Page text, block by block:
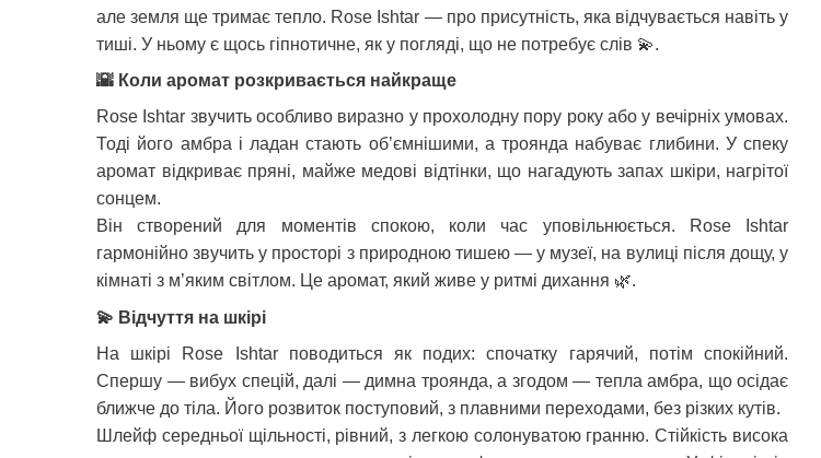
але земля ще тримає тепло. Rose Ishtar — про присутність, яка відчувається навіть у
тиші. У ньому є щось гіпнотичне, як у погляді, що не потребує слів 💫.
🌇 Коли аромат розкривається найкраще
Rose Ishtar звучить особливо виразно у прохолодну пору року або у вечірніх умовах.
Тоді його амбра і ладан стають об’ємнішими, а троянда набуває глибини. У спеку
аромат відкриває пряні, майже медові відтінки, що нагадують запах шкіри, нагрітої
сонцем.
Він створений для моментів спокою, коли час уповільнюється. Rose Ishtar
гармонійно звучить у просторі з природною тишею — у музеї, на вулиці після дощу, у
кімнаті з м’яким світлом. Це аромат, який живе у ритмі дихання 🌿.
💫 Відчуття на шкірі
На шкірі Rose Ishtar поводиться як подих: спочатку гарячий, потім спокійний.
Спершу — вибух спецій, далі — димна троянда, а згодом — тепла амбра, що осідає
ближче до тіла. Його розвиток поступовий, з плавними переходами, без різких кутів.
Шлейф середньої щільності, рівний, з легкою солонуватою гранню. Стійкість висока